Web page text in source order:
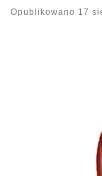
Opublikowano 17